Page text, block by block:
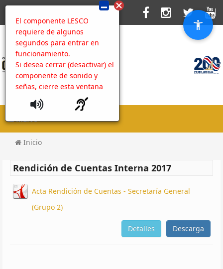
El componente LESCO
requiere de algunos
segundos para entrar en
funcionamiento.
Si desea cerrar (desactivar) el
componente de sonido y
señas, cierre esta ventana
MENU
Inicio
Rendición de Cuentas Interna 2017
Acta Rendición de Cuentas - Secretaría General
(Grupo 2)
Descarga
Detalles